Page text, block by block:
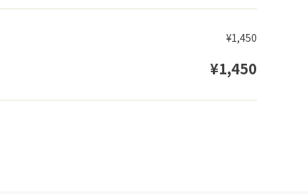
¥1,450
¥1,450